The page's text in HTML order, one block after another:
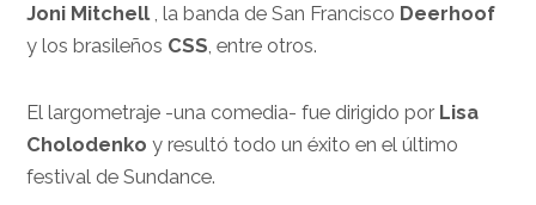
Joni Mitchell, la banda de San Francisco Deerhoof
y los brasileños CSS, entre otros.
El largometraje -una comedia- fue dirigido por Lisa
Cholodenko y resultó todo un éxito en el último
festival de Sundance.